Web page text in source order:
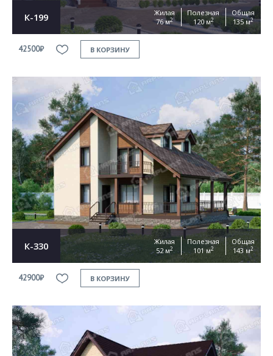
К-199
Жилая
76 м2
Полезная
120 м2
Общая
135 м2
42500₽ В КОРЗИНУ
К-330
Жилая
52 м2
Полезная
101 м2
Общая
143 м2
42900₽ В КОРЗИНУ